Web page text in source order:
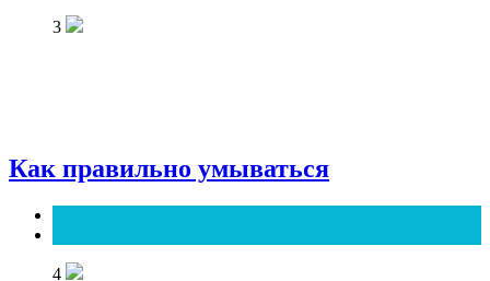
3
Как правильно умываться
4